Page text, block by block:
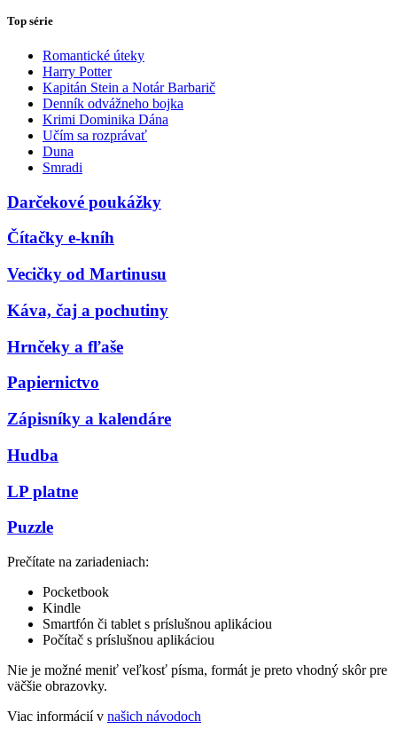
Top série
Romantické úteky
Harry Potter
Kapitán Stein a Notár Barbarič
Denník odvážneho bojka
Krimi Dominika Dána
Učím sa rozprávať
Duna
Smradi
Darčekové poukážky
Čítačky e-kníh
Vecičky od Martinusu
Káva, čaj a pochutiny
Hrnčeky a fľaše
Papiernictvo
Zápisníky a kalendáre
Hudba
LP platne
Puzzle
Prečítate na zariadeniach:
Pocketbook
Kindle
Smartfón či tablet s príslušnou aplikáciou
Počítač s príslušnou aplikáciou
Nie je možné meniť veľkosť písma, formát je preto vhodný skôr pre
väčšie obrazovky.
Viac informácií v našich návodoch